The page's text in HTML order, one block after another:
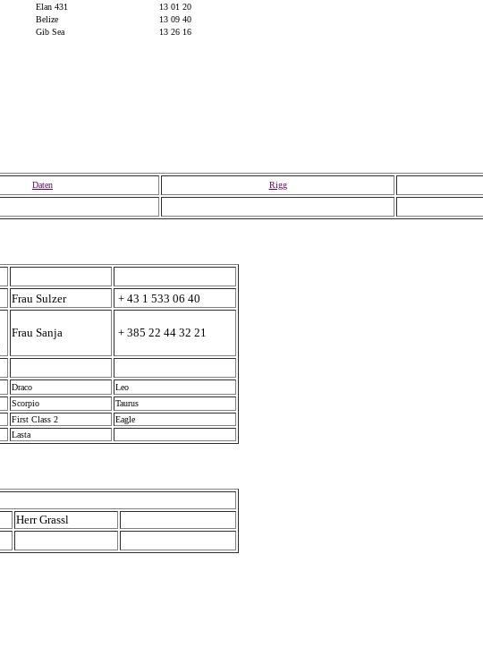
Elan 431
13 01 20
Belize
13 09 40
Gib Sea 13 26 16
Daten Rigg
Frau Sulzer + 43 1 533 06 40
Frau Sanja + 385 22 44 32 21
Draco
Leo
Scorpio
Taurus
First Class 2
Eagle
Lasta
Herr Grassl